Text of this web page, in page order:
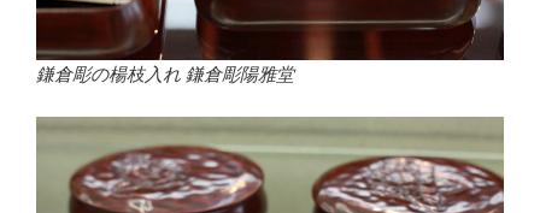
鎌倉彫の楊枝入れ 鎌倉彫陽雅堂